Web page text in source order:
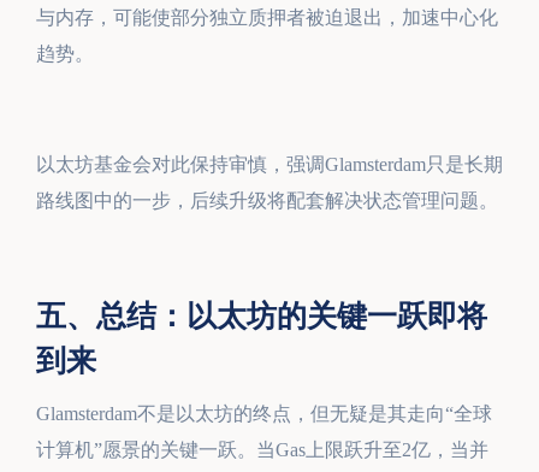
与内存，可能使部分独立质押者被迫退出，加速中心化
趋势。
以太坊基金会对此保持审慎，强调Glamsterdam只是长期
路线图中的一步，后续升级将配套解决状态管理问题。
五、总结：以太坊的关键一跃即将
到来
Glamsterdam不是以太坊的终点，但无疑是其走向“全球
计算机”愿景的关键一跃。当Gas上限跃升至2亿，当并